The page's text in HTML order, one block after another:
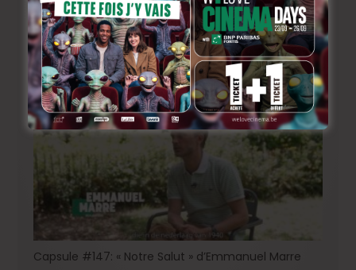
BRIFF 2026: la Compétition belge!
4 jours ago
Capsule #147: « Notre Salut » d’Emmanuel Marre